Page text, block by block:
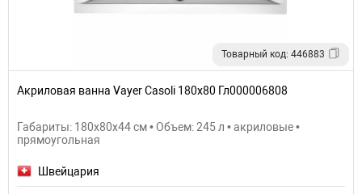
Товарный код: 446883
Акриловая ванна Vayer Casoli 180x80 Гл000006808
Габариты: 180x80x44 см • Объем: 245 л • акриловые •
прямоугольная
Швейцария